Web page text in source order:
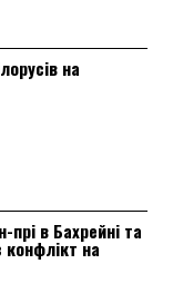
на
в Бахрейні та
конфлікт на